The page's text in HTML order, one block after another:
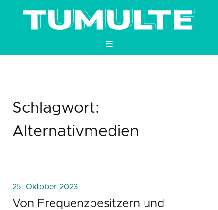
≡
Schlagwort:
Alternativmedien
25. Oktober 2023
Von Frequenzbesitzern und